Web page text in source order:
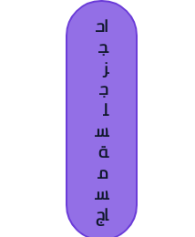
اح
ج
ز
ج
ل
س
ة
م
س
اج